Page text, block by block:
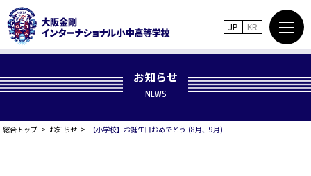
お知らせ
NEWS
総合トップ お知らせ 【小学校】お誕生日おめでとう!(8月、9月)
JP KR